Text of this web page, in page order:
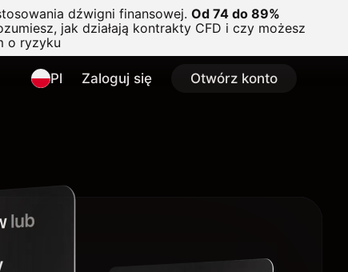
dźwigni finansowej. Od 74 do 89%
jak działają kontrakty CFD i czy możesz
o ryzyku
Pl Zaloguj się Otwórz konto